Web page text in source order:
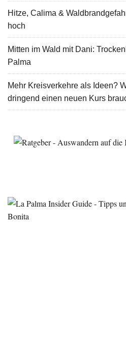
Hitze, Calima &
hoch
Mitten im Wald mit Dani:
Palma
Mehr Kreisverkehre als Ideen?
dringend einen neuen Kurs